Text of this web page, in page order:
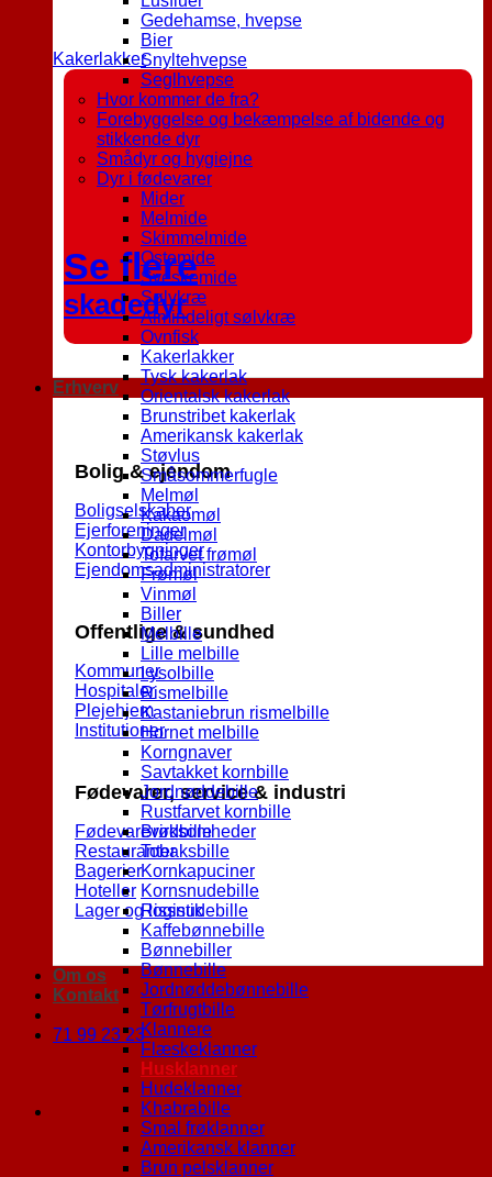
Kakerlakker
Se flere
skadedyr
Erhverv
Bolig & ejendom
Boligselskaber
Ejerforeninger
Kontorbygninger
Ejendomsadministratorer
Offentlige & sundhed
Kommuner
Hospitaler
Plejehjem
Institutioner
Fødevarer, service & industri
Fødevarevirksomheder
Restauranter
Bagerier
Hoteller
Lager og logistik
Om os
Kontakt
71 99 23 23
Gedehamse, hvepse
Bier
Snyltehvepse
Seglhvepse
Hvor kommer de fra?
Forebyggelse og bekæmpelse af bidende og
stikkende dyr
Smådyr og hygiejne
Dyr i fødevarer
Mider
Melmide
Skimmelmide
Ostemide
Sveskemide
Sølvkræ
Almindeligt sølvkræ
Ovnfisk
Kakerlakker
Tysk kakerlak
Orientalsk kakerlak
Brunstribet kakerlak
Amerikansk kakerlak
Støvlus
Småsommerfugle
Melmøl
Kakaomøl
Dadelmøl
Tofarvet frømøl
Frømøl
Vinmøl
Biller
Melbille
Lille melbille
Lysolbille
Rismelbille
Kastaniebrun rismelbille
Hornet melbille
Korngnaver
Savtakket kornbille
Jordnøddebille
Rustfarvet kornbille
Brødbille
Tobaksbille
Kornkapuciner
Kornsnudebille
Rissnudebille
Kaffebønnebille
Bønnebiller
Bønnebille
Jordnøddebønnebille
Tørfrugtbille
Klannere
Flæskeklanner
Husklanner
Hudeklanner
Khabrabille
Smal frøklanner
Amerikansk klanner
Brun pelsklanner